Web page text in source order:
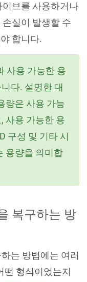
브를 사용하거나
실이 발생할 수
합니다.
사용 가능한 용
다. 설명한 대
량은 사용 가능
사용 가능한 용
구성 및 기타 시
용량을 의미합
복구하는 방
는 방법에는 여러
떤 형식이었는지